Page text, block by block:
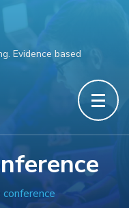
Evidence based